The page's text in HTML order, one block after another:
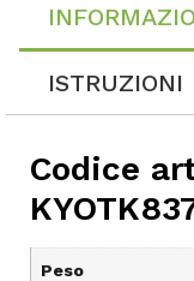
ISTRUZIONI
Codice
Peso